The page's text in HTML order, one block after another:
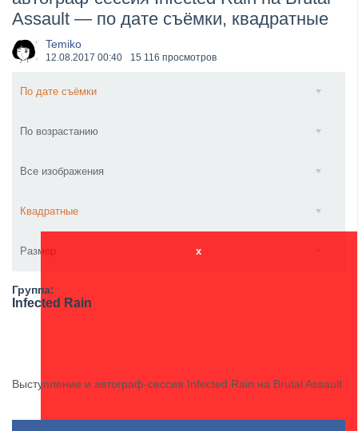
​Anthrax выпустили новый сингл и клип «Everybod...
Assault — по дате съёмки, квадратные
Temiko
12.08.2017 00:40 15 116 просмотров
По дате съёмки
По возрастанию
Все изображения
Квадратные
Размер x
Группа:
Infected Rain
Выступление и автограф-сессия Infected Rain на Brutal Assault